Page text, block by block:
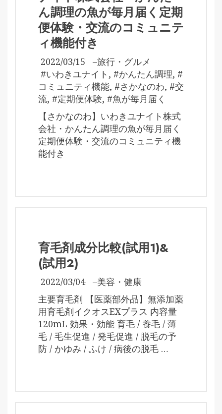
ん調理の魚が毎月届く定期
便体験・交流のコミュニテ
ィ機能付き
2022/03/15 –旅行・グルメ
#いわきユナイト , #かんたん調理, #
コミュニティ機能, #さかなのわ, #交
流, #定期便体験, #魚が毎月届く
【さかなのわ】いわきユナイト株式
会社・かんたん調理の魚が毎月届く
定期便体験・交流のコミュニティ機
能付き
育毛剤成分比較(試用1)&
(試用2)
2022/03/04 –美容・健康
主要育毛剤 【医薬部外品】無添加薬
用育毛剤イクオスEXプラス 内容量
120mL 効果・効能 育毛 / 養毛 / 薄
毛 / 毛生促進 / 発毛促進 / 脱毛の予
防 / かゆみ / ふけ / 病後の脱毛 …